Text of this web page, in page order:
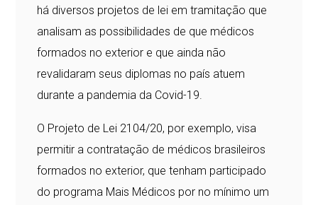
há diversos projetos de lei em tramitação que
analisam as possibilidades de que médicos
formados no exterior e que ainda não
revalidaram seus diplomas no país atuem
durante a pandemia da Covid-19.
O Projeto de Lei 2104/20, por exemplo, visa
permitir a contratação de médicos brasileiros
formados no exterior, que tenham participado
do programa Mais Médicos por no mínimo um